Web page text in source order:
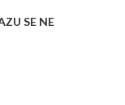
SE NE